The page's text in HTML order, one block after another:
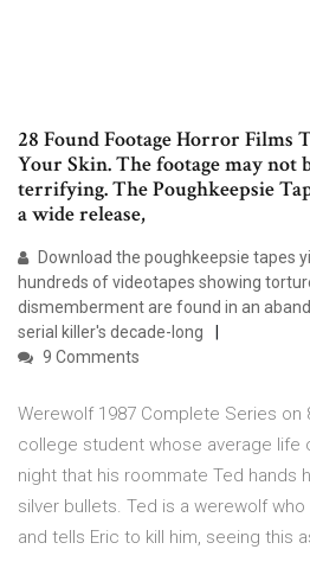
28 Found Footage Horror Films
Your Skin. The footage may not
terrifying. The Poughkeepsie
a wide release,
Download the poughkeepsie tapes
hundreds of videotapes showing
dismemberment are found in an
serial killer's decade-long
9 Comments
Werewolf 1987 Complete Series on
college student whose average life
night that his roommate Ted hands
silver bullets. Ted is a werewolf
and tells Eric to kill him, seeing this